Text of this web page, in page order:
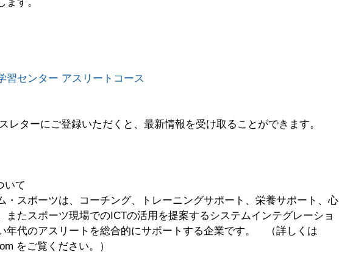
習センター アスリートコース
レターにご登録いただくと、最新情報を受け取ることができます。
いて
・スポーツは、コーチング、トレーニングサポート、栄養サポート、心
またスポーツ現場でのICTの活用を提案するシステムインテグレーショ
年代のアスリートを総合的にサポートする企業です。　（詳しくは
をご覧ください。）